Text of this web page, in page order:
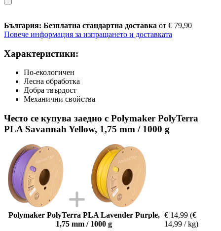
България: Безплатна стандартна доставка от € 79,90
Повече информация за изпращането и доставката
Характеристики:
По-екологичен
Лесна обработка
Добра твърдост
Механични свойства
Често се купува заедно с Polymaker PolyTerra
PLA Savannah Yellow, 1,75 mm / 1000 g
Polymaker PolyTerra PLA Lavender Purple,
1,75 mm / 1000 g
€ 14,99 (€
14,99 / kg)